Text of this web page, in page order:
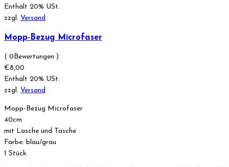
Enthält 20% USt.
zzgl. Versand
Mopp-Bezug Microfaser
( 0Bewertungen )
€8,00
Enthält 20% USt.
zzgl. Versand
Mopp-Bezug Microfaser
40cm
mit Lasche und Tasche
Farbe: blau/grau
1 Stück